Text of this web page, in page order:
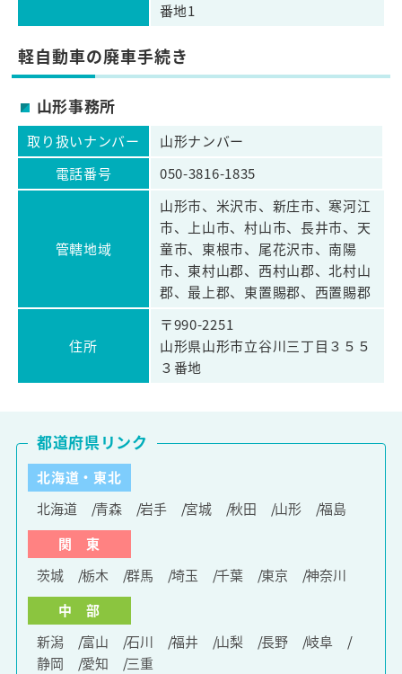
番地1
軽自動車の廃車手続き
山形事務所
取り扱いナンバー
山形ナンバー
電話番号
050-3816-1835
管轄地域
山形市、米沢市、新庄市、寒河江
市、上山市、村山市、長井市、天
童市、東根市、尾花沢市、南陽
市、東村山郡、西村山郡、北村山
郡、最上郡、東置賜郡、西置賜郡
住所
〒990-2251
山形県山形市立谷川三丁目３５５
３番地
北海道・東北
北海道
青森 岩手 宮城 秋田 山形
福島
関 東
茨城
栃木 群馬 埼玉 千葉 東京
神奈川
中 部
新潟
富山 石川 福井 山梨 長野
岐阜
静岡
愛知
三重
都道府県リンク